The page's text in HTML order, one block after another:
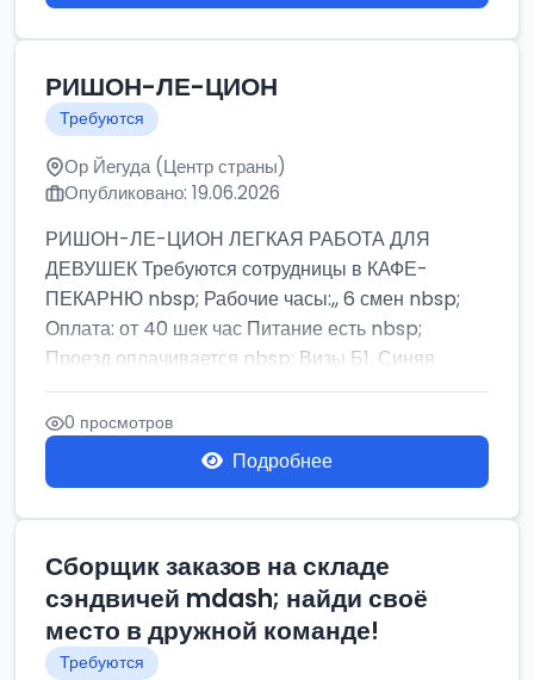
РИШОН-ЛЕ-ЦИОН
Требуются
Ор Йегуда (Центр страны)
Опубликовано: 19.06.2026
РИШОН-ЛЕ-ЦИОН ЛЕГКАЯ РАБОТА ДЛЯ
ДЕВУШЕК Требуются сотрудницы в КАФЕ-
ПЕКАРНЮ nbsp; Рабочие часы:,, 6 смен nbsp;
Оплата: от 40 шек час Питание есть nbsp;
Проезд оплачивается nbsp; Визы Б1, Синяя
бумага,...
0 просмотров
Подробнее
Сборщик заказов на складе
сэндвичей mdash; найди своё
место в дружной команде!
Требуются